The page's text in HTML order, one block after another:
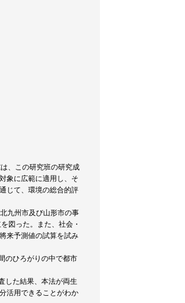
、この研究班の研究成
象に広範に適用し、そ
じて、環境の総合的評
九州市及び山形市の事
図った。また、社会・
来予測値の試算を試み
のひろがりの中で都市
した結果、本法が両生
活用できることがわか